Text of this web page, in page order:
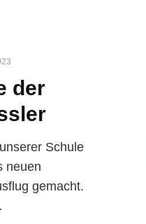
der
Schule
neuen
gemacht.